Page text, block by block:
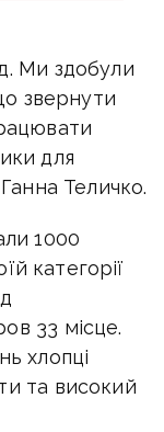
Ми здобули
звернути
для
Теличко.
1000
категорії
33 місце.
хлопці
та високий